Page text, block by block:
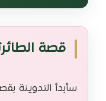
قصة
سأبدأ التدوينة